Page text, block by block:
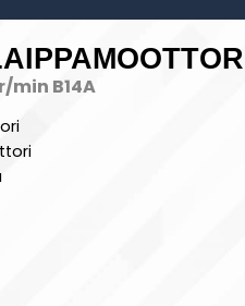
min B14A